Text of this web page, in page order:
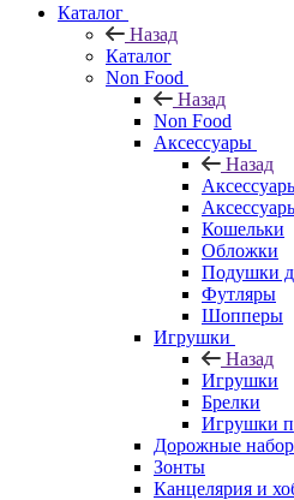
Каталог
Назад
Каталог
Non Food
Назад
Non Food
Аксессуары
Назад
Кошельки
Обложки
Подушки
Футляры
Шопперы
Игрушки
Назад
Игрушки
Брелки
Игрушки
Дорожные
Зонты
Канцелярия и